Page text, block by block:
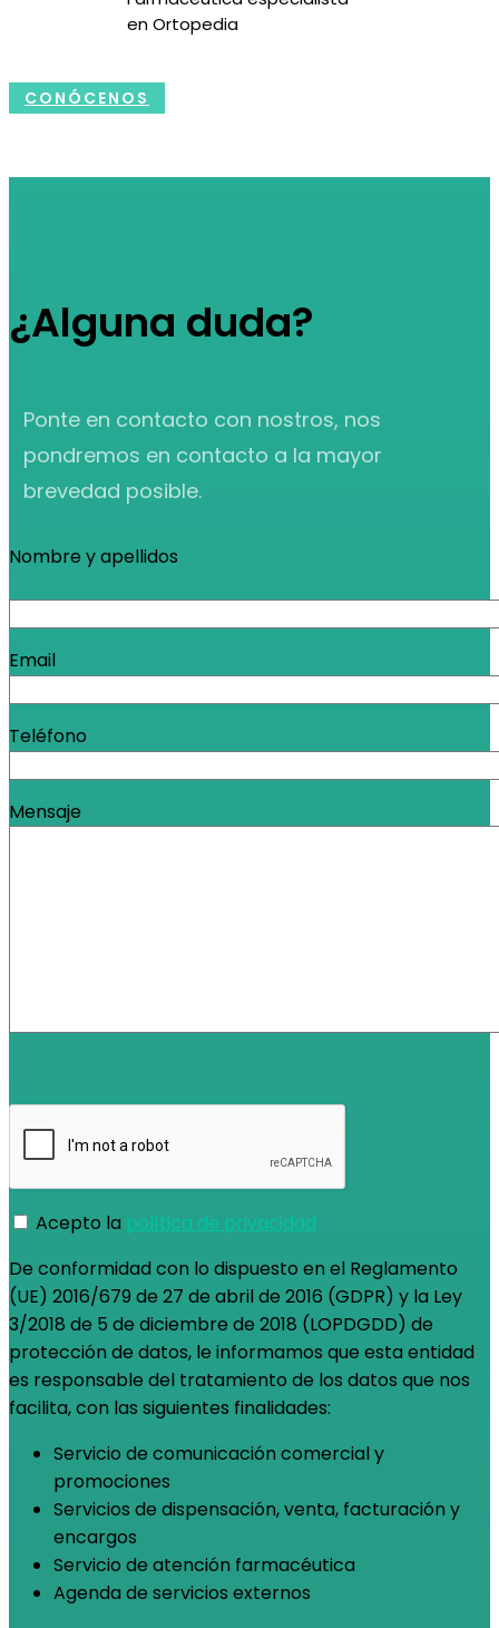
en Ortopedia
CONÓCENOS
¿Alguna duda?
Ponte en contacto con nostros, nos
pondremos en contacto a la mayor
brevedad posible.
Nombre y apellidos
Email
Teléfono
Mensaje
Acepto la política de privacidad
De conformidad con lo dispuesto en el Reglamento
(UE) 2016/679 de 27 de abril de 2016 (GDPR) y la Ley
3/2018 de 5 de diciembre de 2018 (LOPDGDD) de
protección de datos, le informamos que esta entidad
es responsable del tratamiento de los datos que nos
facilita, con las siguientes finalidades:
Servicio de comunicación comercial y
promociones
Servicios de dispensación, venta, facturación y
encargos
Servicio de atención farmacéutica
Agenda de servicios externos